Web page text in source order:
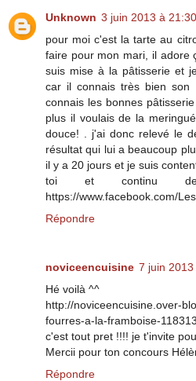
Unknown 3 juin 2013 à 21:30
pour moi c'est la tarte au
faire pour mon mari, il adore
suis mise à la pâtisserie et
car il connais très bien
connais les bonnes
plus il voulais de la
douce! . j'ai donc relevé le
résultat qui lui a beaucoup
il y a 20 jours et je suis
toi et continu
https://www.facebook.com/
Répondre
noviceencuisine 7 juin
Hé voilà ^^
http://noviceencuisine.over-
fourres-a-la-framboise-
c'est tout pret !!!! je t'invite
Mercii pour ton concours
Répondre